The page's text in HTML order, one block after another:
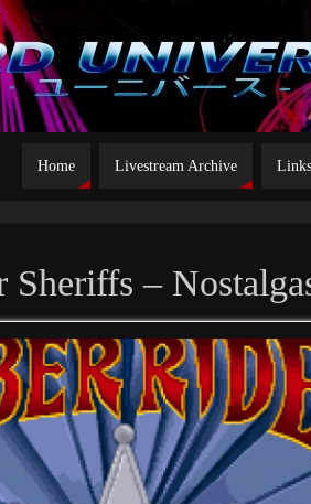
Home Livestream Archive Links
Sheriffs –